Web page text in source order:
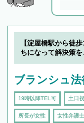
と他
解決の
できま
でフ
で複数
【淀屋橋駅から徒
ちになって解決策
ブランシュ
19時以降TEL可 土日
所長が女性 女性弁護